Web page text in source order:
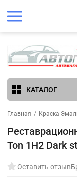
КАТАЛОГ
Главная / Краска
Ton 1H2 Dark
Оставить отзыв